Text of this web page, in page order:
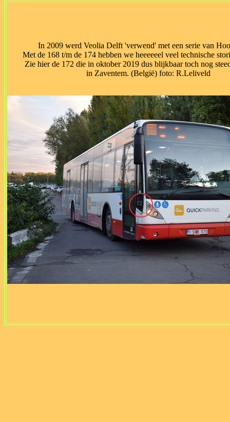
In 2009 werd Veolia Delft 'verwend' met een serie van
Met de 168 t/m de 174 hebben we heeeeeel veel technische
Zie hier de 172 die in oktober 2019 dus blijkbaar toch nog
in Zaventem. (België) foto: R.Leliveld